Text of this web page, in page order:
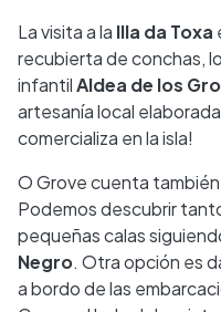
La visita a la Illa da Toxa
recubierta de conchas,
infantilAldea de los
artesanía local
comercializa en la isla!
O Grove cuenta
Podemos descubrir
pequeñas calas
Negro. Otra opción es
a bordo de las